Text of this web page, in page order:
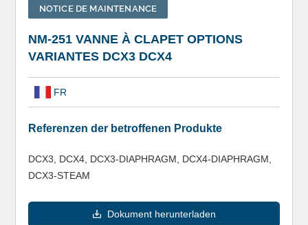
NOTICE DE MAINTENANCE
NM-251 VANNE À CLAPET OPTIONS
VARIANTES DCX3 DCX4
FR
Referenzen der betroffenen Produkte
DCX3, DCX4, DCX3-DIAPHRAGM, DCX4-DIAPHRAGM,
DCX3-STEAM
Dokument herunterladen